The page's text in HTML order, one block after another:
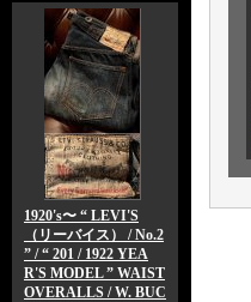
1920's〜 “ LEVI'S
（リーバイス） / No.2
” / “ 201 / 1922 YEA
R'S MODEL ” WAIST
OVERALLS / W. BUC